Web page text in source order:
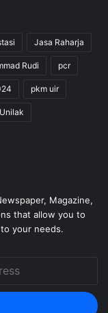
Jasa Raharja
Rudi pcr
pkm uir
Unilak
Magazine,
that allow you to
your needs.